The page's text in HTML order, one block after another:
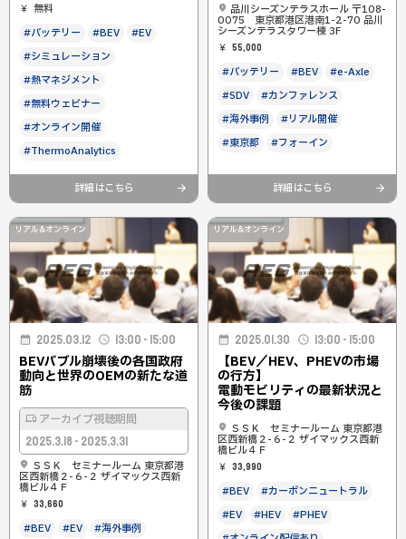
無料
#バッテリー #BEV
#EV
#シミュレーション
#熱マネジメント
#無料ウェビナー
#オンライン開催
#ThermoAnalytics
詳細はこちら
品川シーズンテラスホール 〒108-
0075 東京都港区港南1-2-70 品川
シーズンテラスタワー棟 3F
55,000
#バッテリー #BEV
#e-Axle
#SDV
#カンファレンス
#海外事例
#リアル開催
#東京都
#フォーイン
詳細はこちら
リアル&オンライン
2025.03.12 13:00 - 15:00
BEVバブル崩壊後の各国政府
動向と世界のOEMの新たな道
筋
アーカイブ視聴期間
2025.3.18 - 2025.3.31
ＳＳＫ セミナールーム 東京都港
区西新橋２-６-２ ザイマックス西新
橋ビル４Ｆ
33,660
#BEV #EV
#海外事例
リアル&オンライン
2025.01.30 13:00 - 15:00
【BEV／HEV、PHEVの市場
の行方】
電動モビリティの最新状況と
今後の課題
ＳＳＫ セミナールーム 東京都港
区西新橋２-６-２ ザイマックス西新
橋ビル４Ｆ
33,990
#BEV
#カーボンニュートラル
#EV
#HEV
#PHEV